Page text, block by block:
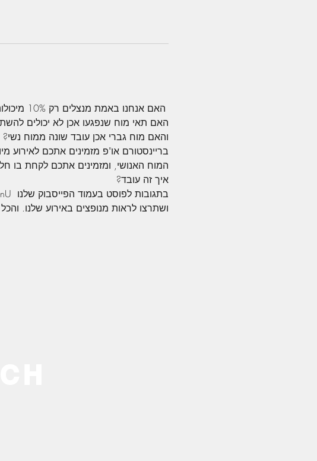
האם אנחנו באמת מנצלים רק 10% מיכולות המוח שלנו?
האם תאי מוח שנפגעו אכן לא יכולים
והאם מוח גברי אכן עובד שונה ממוח נשי?
בריינסטורם או"פ מזמינים אתכם לאירוע
המוח האנושי, ומזמינים אתכם לקחת בו
איך זה עובד?
ושתרצו לראות מנופצים באירוע שלנו.